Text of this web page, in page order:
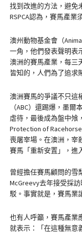
找到改進的方法，避免
RSPCA認為，賽馬產業
澳州動物基金會（
一角，他們發表聲明表
澳洲的賽馬產業，每三
皆知的，人們為了追求
澳洲賽馬的爭議不只這
（ABC）還踢爆，墨
虐待，最後成為盤中飧
Protection of
喪屠宰場。在澳洲，宰
賽馬「重新安置」，進
曾經擔任賽馬顧問的雪
McGreevy去年接受採
駁。事實就是，賽馬業
也有人呼籲，賽馬產業
就表示：「在這種無意